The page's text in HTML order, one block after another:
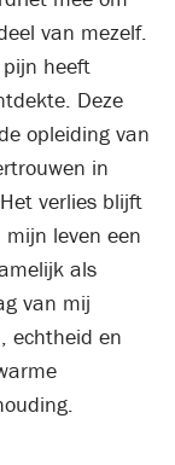
van mezelf.
heeft
Deze
opleiding van
in
verlies blijft
leven een
als
van mij
echtheid en